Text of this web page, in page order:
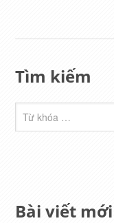
Tìm kiếm
Bài viết mới